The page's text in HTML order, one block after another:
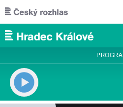
Přejít k hlavnímu obsahu